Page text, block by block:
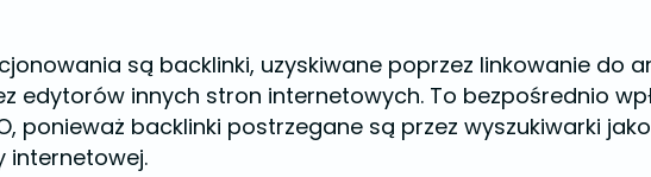
są backlinki, uzyskiwane poprzez linkowanie do
edytorów innych stron internetowych. To bezpośrednio
ponieważ backlinki postrzegane są przez wyszukiwarki
internetowej.